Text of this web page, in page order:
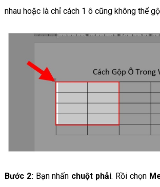
nhau hoặc là chỉ cách 1 ô cũng không thể
Bước 2:Bạn nhấn chuột phải. Rồi chọn